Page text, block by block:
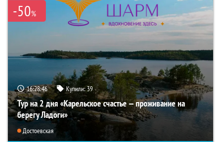
-50%
16:28:45 Купили:39
Тур на 2 дня «Карельское счастье — проживание на
берегу Ладоги»
Достоевская